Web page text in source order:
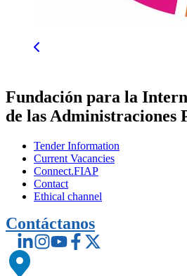
Fundación para la
de las Administraciones
Tender Information
Current Vacancies
Connect.FIAP
Contact
Ethical channel
Contáctanos